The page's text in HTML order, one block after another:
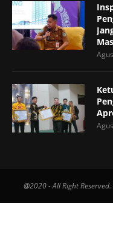
@2020 - All Right